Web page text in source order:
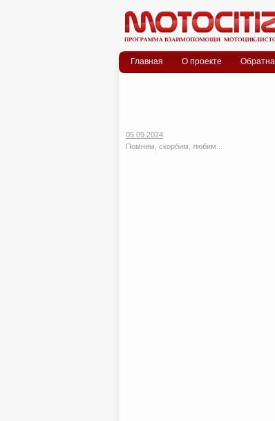
Меню
Skip to content
Главная О проекте
05.09.2024
Помним, скорбим, любим...